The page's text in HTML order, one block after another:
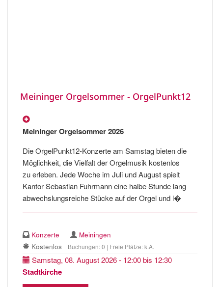
Meininger Orgelsommer - OrgelPunkt12
Meininger Orgelsommer 2026
Die OrgelPunkt12-Konzerte am Samstag bieten die
Möglichkeit, die Vielfalt der Orgelmusik kostenlos
zu erleben. Jede Woche im Juli und August spielt
Kantor Sebastian Fuhrmann eine halbe Stunde lang
abwechslungsreiche Stücke auf der Orgel und l�
Konzerte
Meiningen
Kostenlos
Buchungen: 0 | Freie Plätze: k.A.
Samstag, 08. August 2026 - 12:00 bis 12:30
Stadtkirche